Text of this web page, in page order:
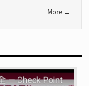
More →